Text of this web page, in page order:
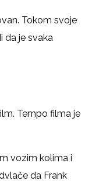
Tokom svoje
da je svaka
Tempo filma je
vozim kolima i
da Frank